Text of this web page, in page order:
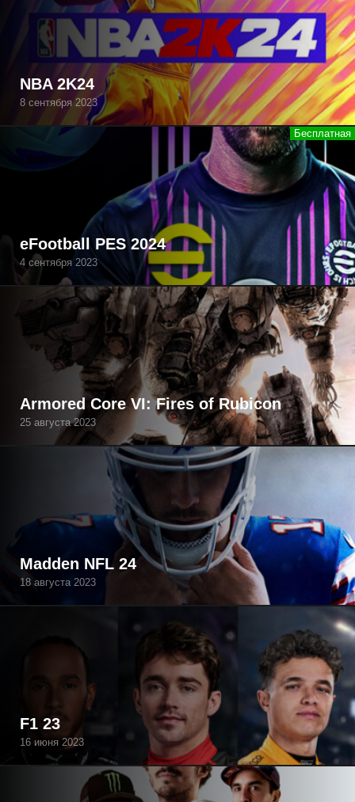
NBA 2K24
8 сентября 2023
eFootball PES 2024
4 сентября 2023
Armored Core VI: Fires of Rubicon
25 августа 2023
Madden NFL 24
18 августа 2023
F1 23
16 июня 2023